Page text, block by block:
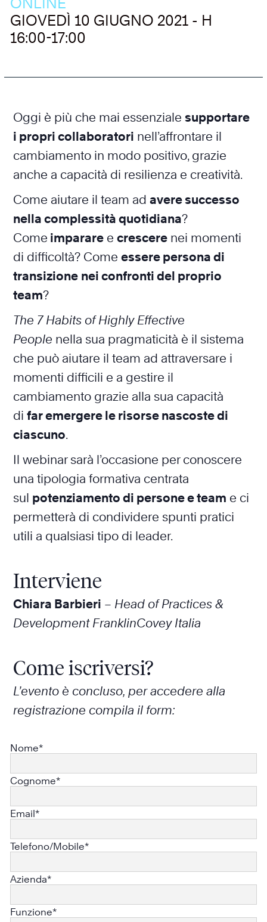
GIOVEDÌ 10 GIUGNO 2021 - H
16:00-17:00
Oggi è più che mai essenziale supportare
i propri collaboratori nell’affrontare il
cambiamento in modo positivo, grazie
anche a capacità di resilienza e creatività.
Come aiutare il team ad avere successo
nella complessità quotidiana?
Come imparare e crescere nei momenti
di difficoltà? Come essere persona di
transizione nei confronti del proprio
team?
The 7 Habits of Highly Effective
People nella sua pragmaticità è il sistema
che può aiutare il team ad attraversare i
momenti difficili e a gestire il
cambiamento grazie alla sua capacità
di far emergere le risorse nascoste di
ciascuno.
Il webinar sarà l’occasione per conoscere
una tipologia formativa centrata
sul potenziamento di persone e team e ci
permetterà di condividere spunti pratici
utili a qualsiasi tipo di leader.
Interviene
Chiara Barbieri – Head of Practices &
Development FranklinCovey Italia
Come iscriversi?
L’evento è concluso, per accedere alla
registrazione compila il form:
Nome*
Cognome*
Email*
Telefono/Mobile*
Azienda*
Funzione*